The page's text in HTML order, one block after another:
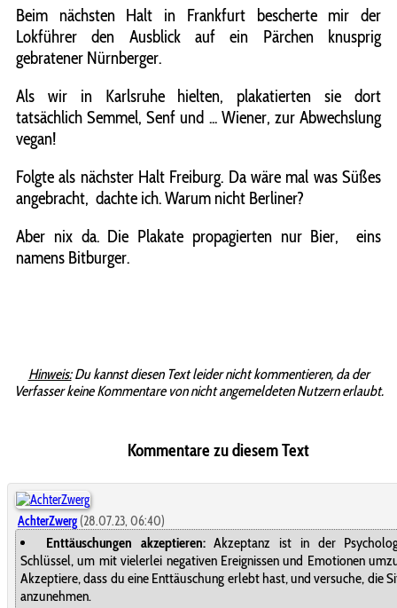
Beim nächsten Halt in Frankfurt bescherte mir der
Lokführer den Ausblick auf ein Pärchen knusprig
gebratener Nürnberger.
Als wir in Karlsruhe hielten, plakatierten sie dort
tatsächlich Semmel, Senf und ... Wiener, zur Abwechslung
vegan!
Folgte als nächster Halt Freiburg. Da wäre mal was Süßes
angebracht, dachte ich. Warum nicht Berliner?
Aber nix da. Die Plakate propagierten nur Bier, eins
namens Bitburger.
Hinweis:Du kannst diesen Text leider nicht kommentieren, da der
Verfasser keine Kommentare von nicht angemeldeten Nutzern erlaubt.
Kommentare zu diesem Text
AchterZwerg (28.07.23, 06:40)
Enttäuschungen akzeptieren:Akzeptanz ist in der
Schlüssel, um mit vielerlei negativen Ereignissen und Emotionen
Akzeptiere, dass du eine Enttäuschung erlebt hast, und versuche, die
anzunehmen.